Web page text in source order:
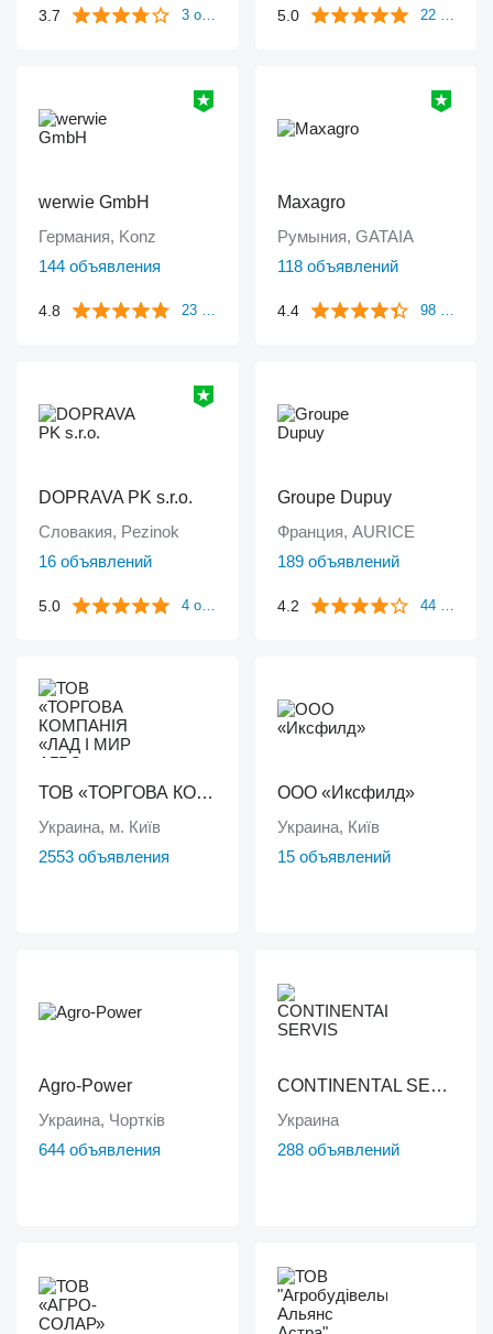
3.7 3 отзыва 5.0 22 отзыва
werwie GmbH
Германия, Konz
144 объявления
4.8 23 отзыва
Maxagro
Румыния, GATAIA
118 объявлений
4.4 98 отзывов
DOPRAVA PK s.r.o.
Словакия, Pezinok
16 объявлений
5.0 4 отзыва
Groupe Dupuy
Франция, AURICE
189 объявлений
4.2 44 отзыва
ТОВ «ТОРГОВА КОМПАНІЯ «ЛАД І МИР АГРО»
Украина, м. Київ
2553 объявления
ООО «Иксфилд»
Украина, Київ
15 объявлений
Agro-Power
Украина, Чортків
644 объявления
CONTINENTAL SERVIS
Украина
288 объявлений